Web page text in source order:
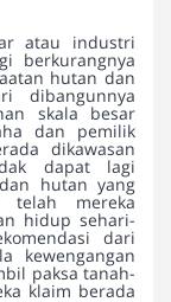
atau industri
berkurangnya
hutan dan
dibangunnya
skala besar
dan pemilik
dikawasan
dapat lagi
hutan yang
telah mereka
hidup sehari-
dari
kewengangan
paksa tanah-
klaim berada